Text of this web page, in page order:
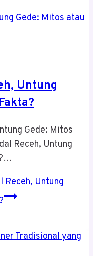
Untung
Gede: Mitos
Receh, Untung
Receh, Untung